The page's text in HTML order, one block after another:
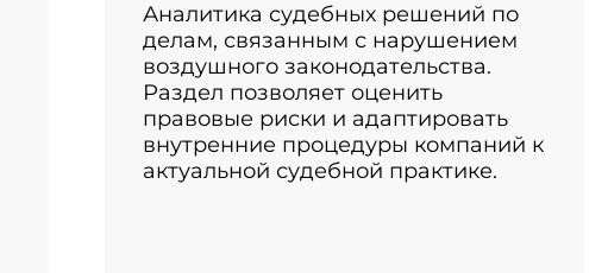
Аналитика судебных решений по
делам, связанным с нарушением
воздушного законодательства.
Раздел позволяет оценить
правовые риски и адаптировать
внутренние процедуры компаний к
актуальной судебной практике.